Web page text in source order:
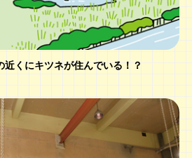
近くにキツネが住んでいる！？